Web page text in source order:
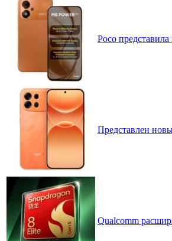
Poco
Представлен
Qualcomm